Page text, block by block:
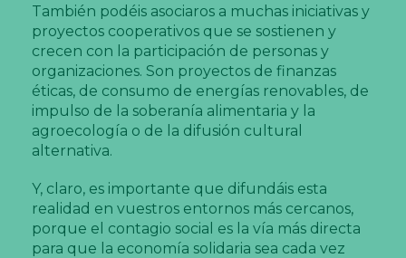
También podéis asociaros a muchas iniciativas y
proyectos cooperativos que se sostienen y
crecen con la participación de personas y
organizaciones. Son proyectos de finanzas
éticas, de consumo de energías renovables, de
impulso de la soberanía alimentaria y la
agroecología o de la difusión cultural
alternativa.
Y, claro, es importante que difundáis esta
realidad en vuestros entornos más cercanos,
porque el contagio social es la vía más directa
para que la economía solidaria sea cada vez